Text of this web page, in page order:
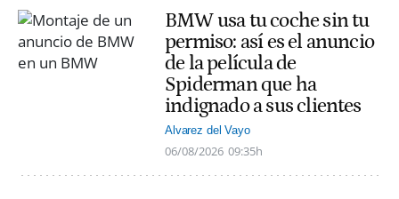
BMW usa tu coche sin tu
permiso: así es el anuncio
de la película de
Spiderman que ha
indignado a sus clientes
Alvarez del Vayo
06/08/2026 09:35h